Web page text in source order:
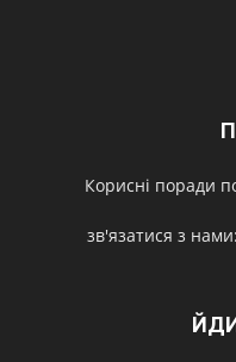
Корисні поради
зв'язатися з нами: